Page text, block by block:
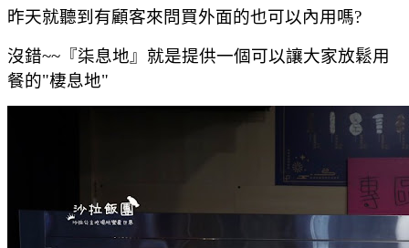
昨天就聽到有顧客來問買外面的也可以內用嗎?
沒錯~~『柒息地』就是提供一個可以讓大家放鬆用
餐的"棲息地"